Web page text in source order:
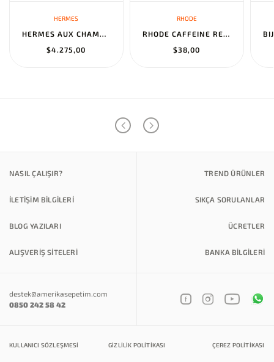
HERMES
HERMES AUX CHAMPS EN FLEURS" PANTS NOIR
$4.275,00
RHODE
RHODE CAFFEINE RESET SCULPTING CREAM MASK
$38,00
NASIL ÇALIŞIR? TREND ÜRÜNLER
İLETİŞİM BİLGİLERİ SIKÇA SORULANLAR
BLOG YAZILARI ÜCRETLER
ALIŞVERİŞ SİTELERİ BANKA BILGILERI
destek@amerikasepetim.com
0850 242 58 42
KULLANICI SÖZLEŞMESI GIZLILIK POLITIKASI ÇEREZ POLITIKASI